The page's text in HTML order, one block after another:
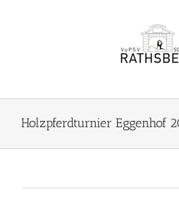
Holzpferdturnier Eggenhof